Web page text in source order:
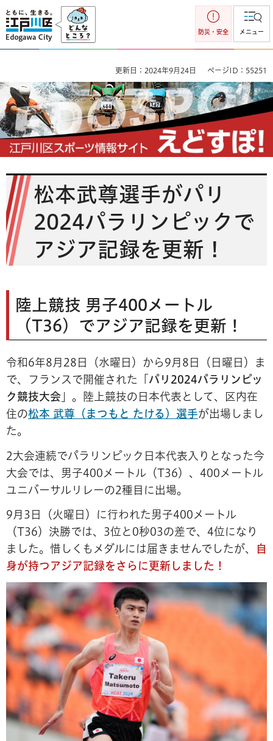
江戸川区
防災・安全 メニュー
更新日：2024年9月24日 ページID：55251
松本武尊選手がパリ
2024パラリンピックで
アジア記録を更新！
陸上競技 男子400メートル
（T36）でアジア記録を更新！
令和6年8月28日（水曜日）から9月8日（日曜日）ま
で、フランスで開催された「 パリ2024パラリンピッ
ク競技大会 」。陸上競技の日本代表として、区内在
住の松本 武尊（まつもと たける）選手が出場しまし
た。
2大会連続でパラリンピック日本代表入りとなった今
大会では、男子400メートル（T36）、400メートル
ユニバーサルリレーの2種目に出場。
9月3日（火曜日）に行われた男子400メートル
（T36）決勝では、3位と0秒03の差で、4位になり
ました。惜しくもメダルには届きませんでしたが、
自
身が持つアジア記録をさらに更新しました！